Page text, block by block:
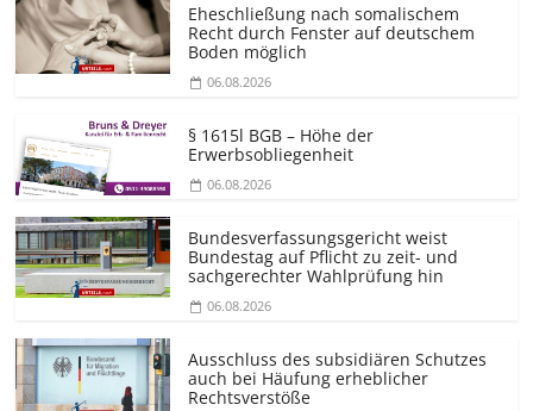
Eheschließung nach somalischem
Recht durch Fenster auf deutschem
Boden möglich
06.08.2026
§ 1615l BGB – Höhe der
Erwerbsobliegenheit
06.08.2026
Bundesver­fassungsgericht weist
Bundestag auf Pflicht zu zeit- und
sachgerechter Wahlprüfung hin
06.08.2026
Ausschluss des subsidiären Schutzes
auch bei Häufung erheblicher
Rechtsverstöße